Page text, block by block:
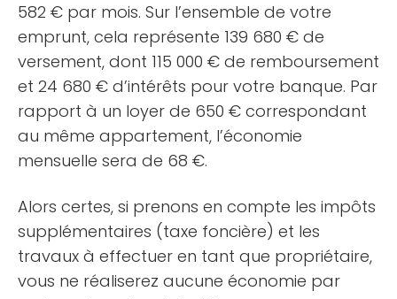
582 € par mois. Sur l’ensemble de votre
emprunt, cela représente 139 680 € de
versement, dont 115 000 € de remboursement
et 24 680 € d’intérêts pour votre banque. Par
rapport à un loyer de 650 € correspondant
au même appartement, l’économie
mensuelle sera de 68 €.
Alors certes, si prenons en compte les impôts
supplémentaires (taxe foncière) et les
travaux à effectuer en tant que propriétaire,
vous ne réaliserez aucune économie par